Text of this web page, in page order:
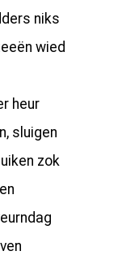
niks
wied
heur
sluigen
zok